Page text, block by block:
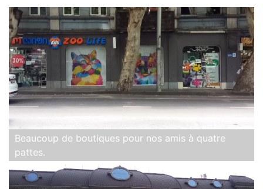
Beaucoup de boutiques pour nos amis à quatre
pattes.